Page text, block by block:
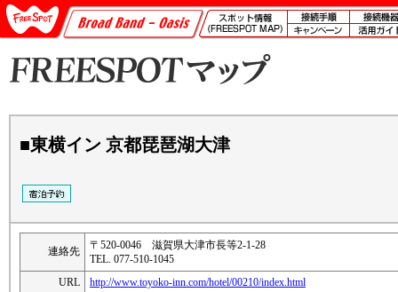
■東横イン 京都琵琶湖大津
連絡先
〒520-0046 滋賀県大津市長等2-1-28
TEL. 077-510-1045
URL
http://www.toyoko-inn.com/hotel/00210/index.html